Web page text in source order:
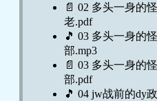
📄 02 多头一身的
老.pdf
🎵 03 多头一身的
部.mp3
📄 03 多头一身的
部.pdf
🎵 04 jw战前的dy